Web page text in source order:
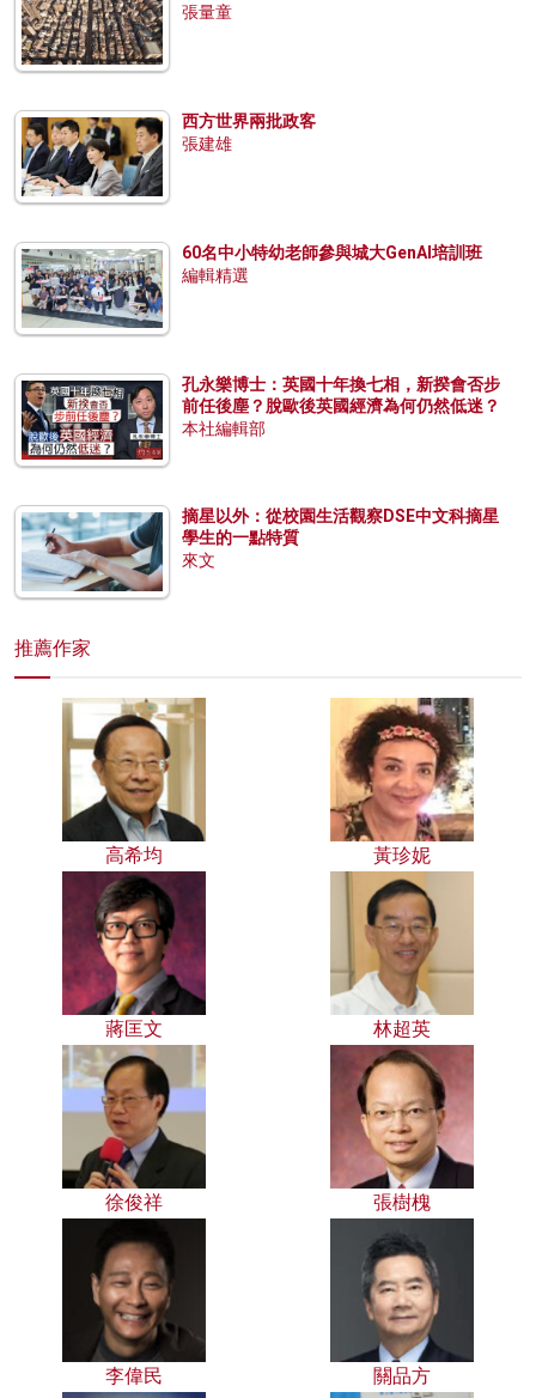
張量童
西方世界兩批政客
張建雄
60名中小特幼老師參與城大GenAI培訓班
編輯精選
孔永樂博士：英國十年換七相，新揆會否步
前任後塵？脫歐後英國經濟為何仍然低迷？
本社編輯部
摘星以外：從校園生活觀察DSE中文科摘星
學生的一點特質
來文
推薦作家
高希均 黃珍妮
蔣匡文 林超英
徐俊祥 張樹槐
李偉民 關品方